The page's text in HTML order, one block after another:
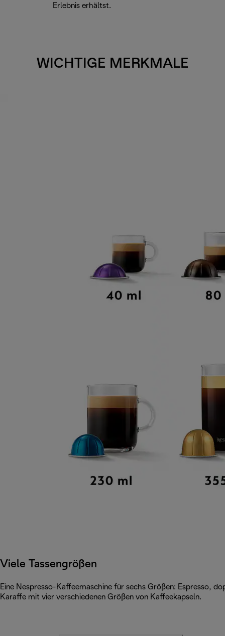
Erlebnis erhältst.
WICHTIGE MERKMALE
Viele Tassengrößen
Eine Nespresso-Kaffeemaschine für sechs Größen: Espresso,
Karaffe mit vier verschiedenen Größen von Kaffeekapseln.